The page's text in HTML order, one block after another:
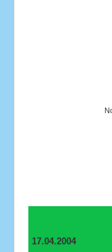
17.04.2004